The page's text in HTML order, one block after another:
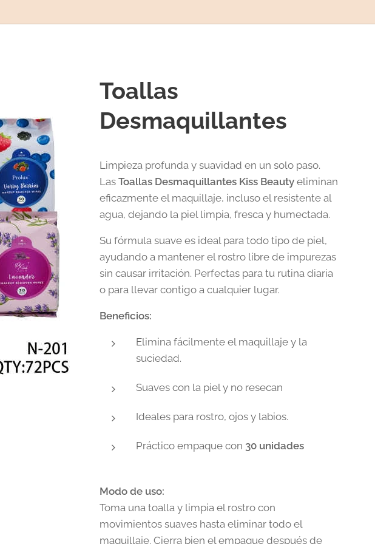
Toallas
Desmaquillantes
Limpieza profunda y suavidad en un solo paso.
LasToallas Desmaquillantes Kiss Beauty eliminan
eficazmente el maquillaje, incluso el resistente al
agua, dejando la piel limpia, fresca y humectada.
Su fórmula suave es ideal para todo tipo de piel,
ayudando a mantener el rostro libre de impurezas
sin causar irritación. Perfectas para tu rutina diaria
o para llevar contigo a cualquier lugar.
Beneficios:
Elimina fácilmente el maquillaje y la
suciedad.
Suaves con la piel y no resecan
Ideales para rostro, ojos y labios.
Práctico empaque con 30 unidades
Modo de uso:
Toma una toalla y limpia el rostro con
movimientos suaves hasta eliminar todo el
maquillaje. Cierra bien el empaque después de